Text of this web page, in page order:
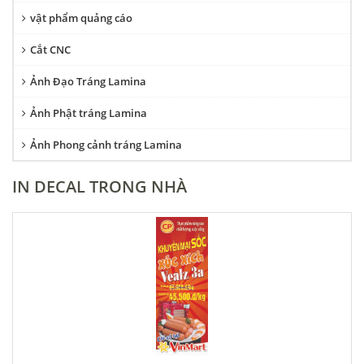
vật phẩm quảng cáo
Cắt CNC
Ảnh Đạo Tráng Lamina
Ảnh Phật tráng Lamina
Ảnh Phong cảnh tráng Lamina
IN DECAL TRONG NHÀ